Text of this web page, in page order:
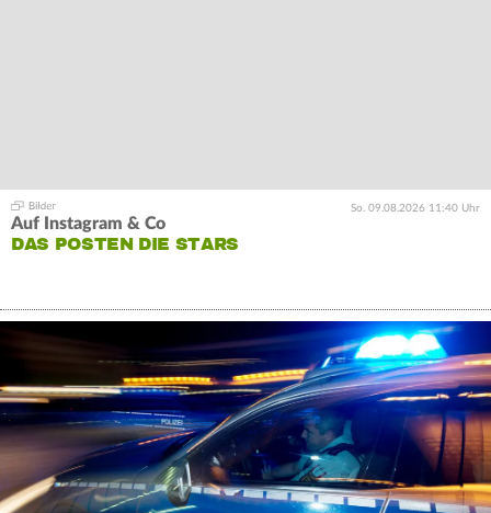
So. 09.08.2026 11:40 Uhr
Auf Instagram & Co
DAS POSTEN DIE STARS